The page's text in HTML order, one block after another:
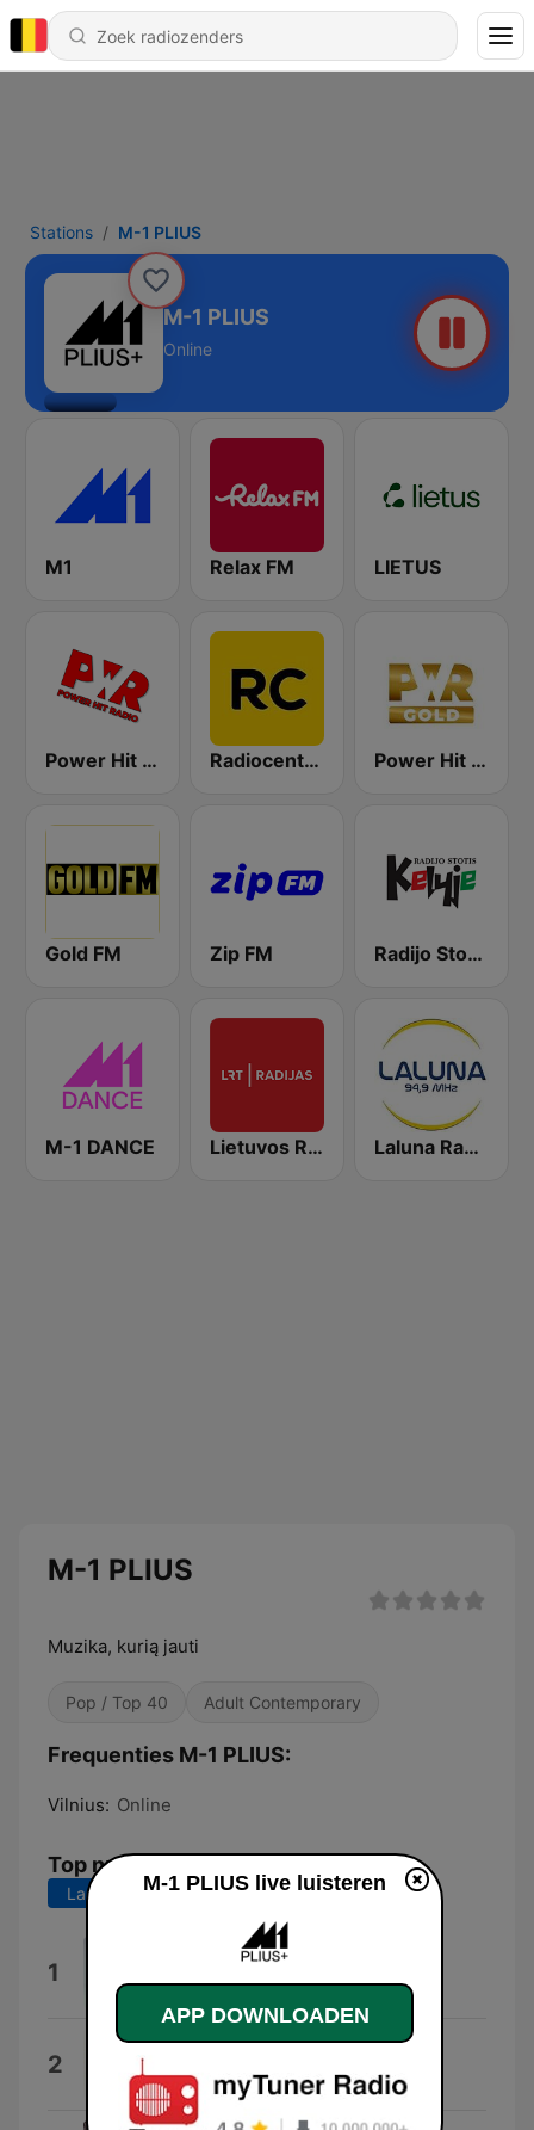
Stations M-1 PLIUS
M-1 PLIUS
Online
M1 Relax FM LIETUS
Power Hit Radio Radiocentras Power Hit Radio Gold
Gold FM Zip FM Radijo Stotis Kelyje
M-1 DANCE Lietuvos Radijas 1 (LRT) Laluna Radijo 94.9 FM
M-1 PLIUS
Muzika, kurią jauti
Pop / Top 40 Adult Contemporary
Frequenties M-1 PLIUS:
Vilnius: Online
Top nummers
Laatste 7 dagen Laatste 30 dagen
1 Do It Again
Ray Dalton
2 Point of View
M-1 PLIUS live luisteren
APP DOWNLOADEN